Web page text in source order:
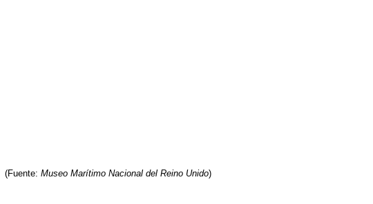
(Fuente: Museo Marítimo Nacional del Reino Unido)